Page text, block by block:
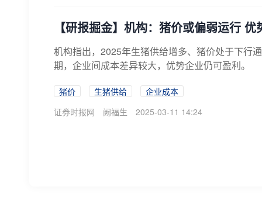
【研报掘金】机构：猪价或偏弱运行
机构指出，2025年生猪供给增多、猪价处于下行
期，企业间成本差异较大，优势企业仍可盈利。
猪价 生猪供给
企业成本
证券时报网
阙福生 2025-03-11 14:24